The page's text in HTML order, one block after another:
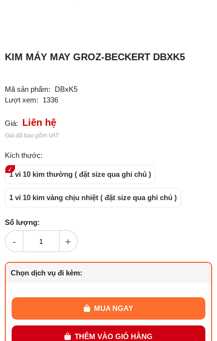
KIM MÁY MAY GROZ-BECKERT DBXK5
Mã sản phẩm:
DBxK5
Lượt xem:
1336
Giá: Liên hệ
Giá đã bao gồm VAT
Kích thước:
1 vỉ 10 kim thường ( đặt size qua ghi chú )
1 vỉ 10 kim vàng chịu nhiệt ( đặt size qua ghi chú )
Số lượng:
- +
Chọn dịch vụ đi kèm:
MUA NGAY
THÊM VÀO GIỎ HÀNG